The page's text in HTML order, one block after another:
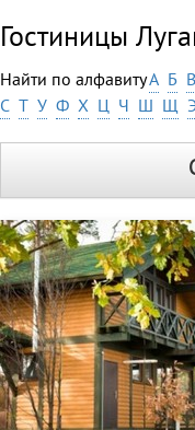
Гостиницы
Найти по алфавитуА Б В
С Т У Ф Х Ц Ч Ш Щ